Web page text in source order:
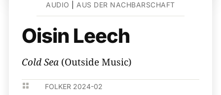
AUDIO AUS DER NACHBARSCHAFT
Oisin Leech
Cold Sea (Outside Music)
 FOLKER 2024-02